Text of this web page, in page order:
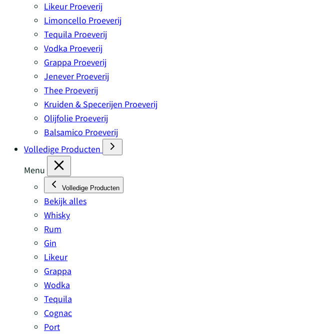
Likeur Proeverij
Limoncello Proeverij
Tequila Proeverij
Vodka Proeverij
Grappa Proeverij
Jenever Proeverij
Thee Proeverij
Kruiden & Specerijen Proeverij
Olijfolie Proeverij
Balsamico Proeverij
Volledige Producten
Menu
Volledige Producten
Bekijk alles
Whisky
Rum
Gin
Likeur
Grappa
Wodka
Tequila
Cognac
Port